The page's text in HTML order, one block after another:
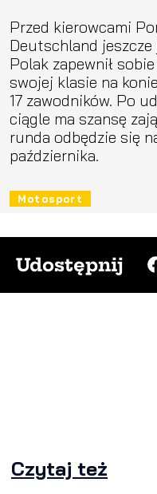
Przed kierowcami
Deutschland
Polak zapewnił
swojej klasie na
17 zawodników. Po
ciągle ma szansę
runda odbędzie się
października.
Motosport
Udostępnij
Czytaj też